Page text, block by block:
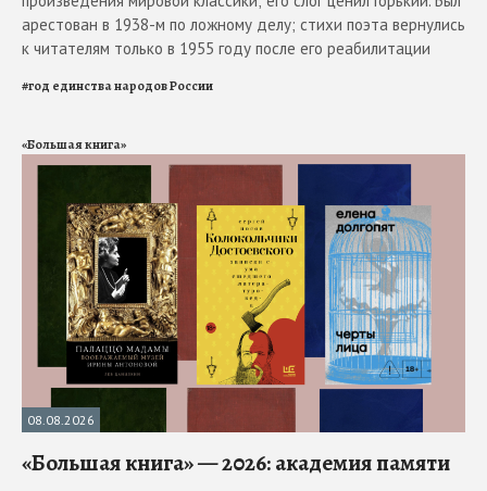
арестован в 1938-м по ложному делу; стихи поэта вернулись
к читателям только в 1955 году после его реабилитации
#год единства народов России
«Большая книга»
08.08.2026
«Большая книга» — 2026: академия памяти